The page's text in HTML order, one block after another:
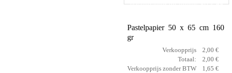
Pastelpapier mi-teintes 50 x 65
Pastelpapier 50 x 65 cm 160
gr
Verkoopprijs
2,00 €
Totaal:
2,00 €
Verkoopprijs zonder BTW
1,65 €